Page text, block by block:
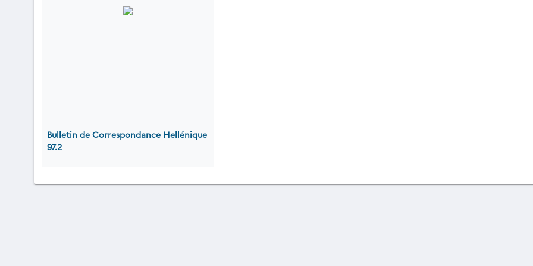
Bulletin de Correspondance Hellénique
97.2